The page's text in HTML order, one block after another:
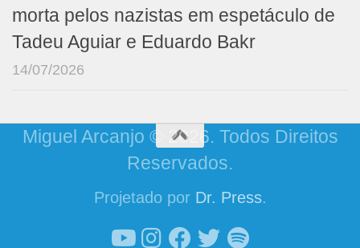
morta pelos nazistas em espetáculo de
Tadeu Aguiar e Eduardo Bakr
14/07/2026
Miguel Arcanjo © 2026. Todos Direitos
Reservados.
Projetado por Dr. Press.